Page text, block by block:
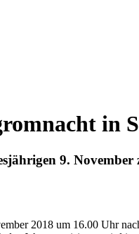
in
9.
2018 um 16.00 Uhr